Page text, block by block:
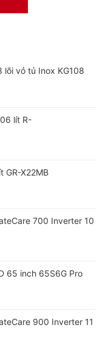
lõi vỏ tủ Inox KG108
lít R-
GR-X22MB
700 Inverter 10
65 inch 65S6G Pro
900 Inverter 11